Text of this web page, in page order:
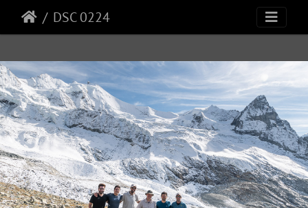
DSC 0224